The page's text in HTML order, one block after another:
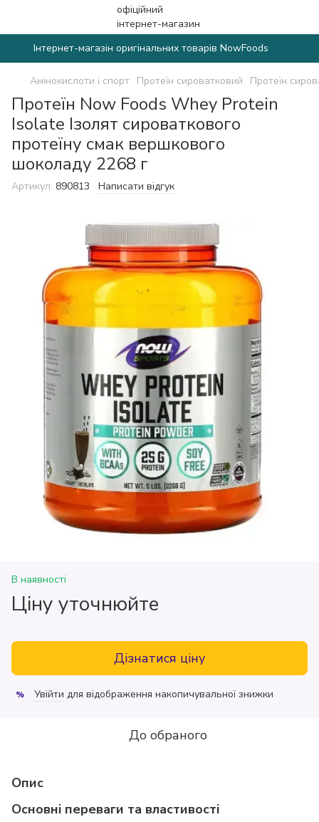
Інтернет-магазін оригінальних товарів NowFoods
Амінокислоти і спорт Протеїн сироватковий Протеїн
Протеїн Now Foods Whey Protein
Isolate Ізолят сироваткового
протеїну смак вершкового
шоколаду 2268 г
Артикул: 890813 Написати відгук
В наявності
Ціну уточнюйте
Дізнатися ціну
% Увійти для відображення накопичувальної знижки
До обраного
Опис
Основні переваги та властивості